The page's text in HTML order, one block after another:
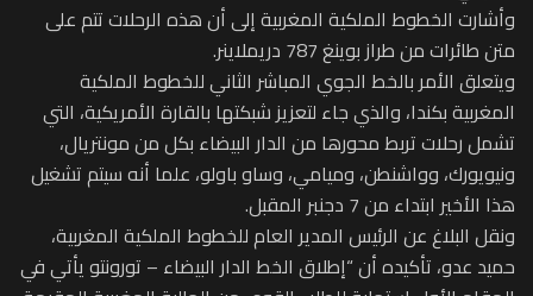
وأشارت الخطوط الملكیة المغربیة إلى أن هذه الرحلات تتم على
متن طائرات من طراز بوينغ 787 دريملاينر.
ويتعلق الأمر بالخط الجوي المباشر الثاني للخطوط الملكية
المغربية بكندا، والذي جاء لتعزيز شبكتها بالقارة الأمريكية، التي
تشمل رحلات تربط محورها من الدار البيضاء بكل من مونتريال،
ونيويورك، وواشنطن، وميامي، وساو باولو، علما أنه سيتم تشغيل
هذا الأخير ابتداء من 7 دجنبر المقبل.
ونقل البلاغ عن الرئيس المدير العام للخطوط الملكية المغربية،
حميد عدو، تأكيده أن “إطلاق الخط الدار البيضاء – تورونتو يأتي في